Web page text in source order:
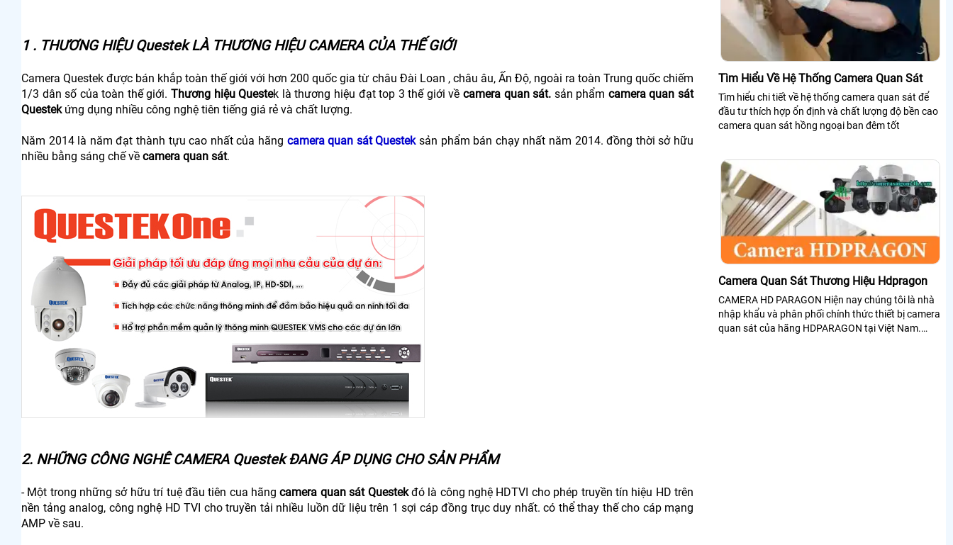
1 . THƯƠNG HIỆU Questek LÀ THƯƠNG HIỆU CAMERA CỦA THẾ GIỚI
Camera Questek được bán khắp toàn thế giới với hơn 200 quốc gia từ châu Đài Loan , châu âu, Ấn Độ, ngoài ra toàn Trung quốc chiếm
1/3 dân số của toàn thế giới.Thương hiệu Questek là thương hiệu đạt top 3 thế giới về camera quan sát. sản phẩm camera quan sát
Questekứng dụng nhiều công nghệ tiên tiếng giá rẻ và chất lượng.
Năm 2014 là năm đạt thành tựu cao nhất của hãng camera quan sát Questeksản phẩm bán chạy nhất năm 2014. đồng thời sở hữu
nhiều bằng sáng chế về camera quan sát.
2. NHỮNG CÔNG NGHÊ CAMERA Questek ĐANG ÁP DỤNG CHO SẢN PHẨM
- Một trong những sở hữu trí tuệ đầu tiên cua hãngcamera quan sát Questekđó là công nghệ HDTVI cho phép truyền tín hiệu HD trên
nền tảng analog, công nghệ HD TVI cho truyền tải nhiều luồn dữ liệu trên 1 sợi cáp đồng trục duy nhất. có thể thay thế cho cáp mạng
AMP về sau.
Tìm Hiểu Về Hệ Thống Camera Quan Sát
Tìm hiểu chi tiết về hệ thống camera quan sát để
đầu tư thích hợp ổn định và chất lượng độ bền cao
camera quan sát hồng ngoại ban đêm tốt
Camera Quan Sát Thương Hiệu Hdpragon
CAMERA HD PARAGON Hiện nay chúng tôi là nhà
nhập khẩu và phân phối chính thức thiết bị camera
quan sát của hãng HDPARAGON tại Việt Nam.